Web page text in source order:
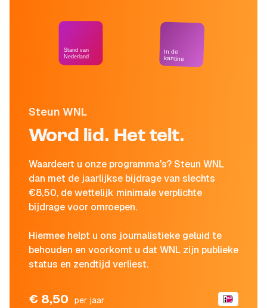
Steun WNL
Word lid. Het telt.
Waardeert u onze programma's? Steun WNL
dan met de jaarlijkse bijdrage van slechts
€8,50, de wettelijk minimale verplichte
bijdrage voor omroepen.
Hiermee helpt u ons journalistieke geluid te
behouden en voorkomt u dat WNL zijn publieke
status en zendtijd verliest.
€ 8,50 per jaar
Stand van
Nederland
In de
kantine